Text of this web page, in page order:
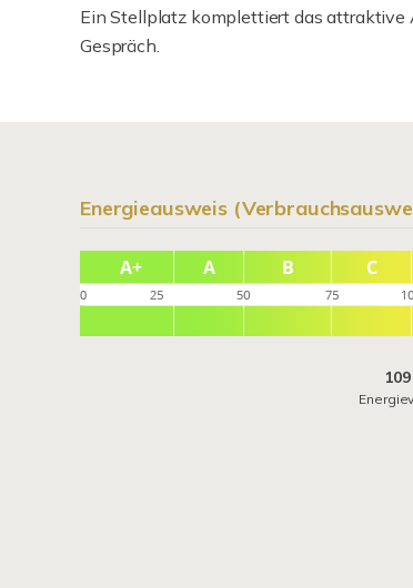
Ein Stellplatz komplettiert das attraktive
Gespräch.
Energieausweis